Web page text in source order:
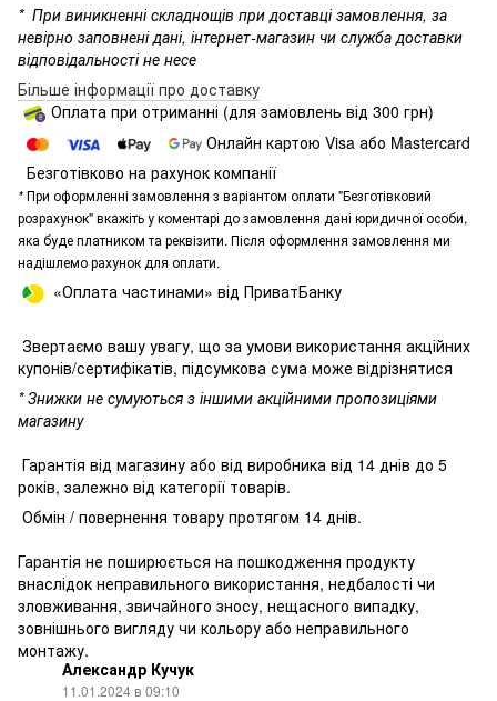
*При виникненні складнощів при доставці замовлення, за
невірно заповнені дані, інтернет-магазин чи служба доставки
відповідальності не несе
Більше інформації про доставку
Оплата при отриманні (для замовлень від 300 грн)
Онлайн картою Visa або Mastercard
Безготівково на рахунок компанії
*При оформленні замовлення з варіантом оплати "Безготівковий
розрахунок" вкажіть у коментарі до замовлення дані юридичної особи,
яка буде платником та реквізити. Після оформлення замовлення ми
надішлемо рахунок для оплати.
«Оплата частинами» від ПриватБанку
Звертаємо вашу увагу, що за умови використання акційних
купонів/сертифікатів, підсумкова сума може відрізнятися
* Знижки не сумуються з іншими акційними пропозиціями
магазину
Гарантія від магазину або від виробника від 14 днів до 5
років, залежно від категорії товарів.
Обмін / повернення товару протягом 14 днів.
Гарантія не поширюється на пошкодження продукту
внаслідок неправильного використання, недбалості чи
зловживання, звичайного зносу, нещасного випадку,
зовнішнього вигляду чи кольору або неправильного
монтажу.
Александр Кучук
11.01.2024 в 09:10